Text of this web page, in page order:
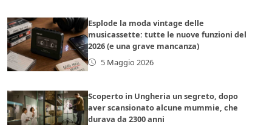
Esplode la moda vintage delle
musicassette: tutte le nuove funzioni del
2026 (e una grave mancanza)
5 Maggio 2026
Scoperto in Ungheria un segreto, dopo
aver scansionato alcune mummie, che
durava da 2300 anni